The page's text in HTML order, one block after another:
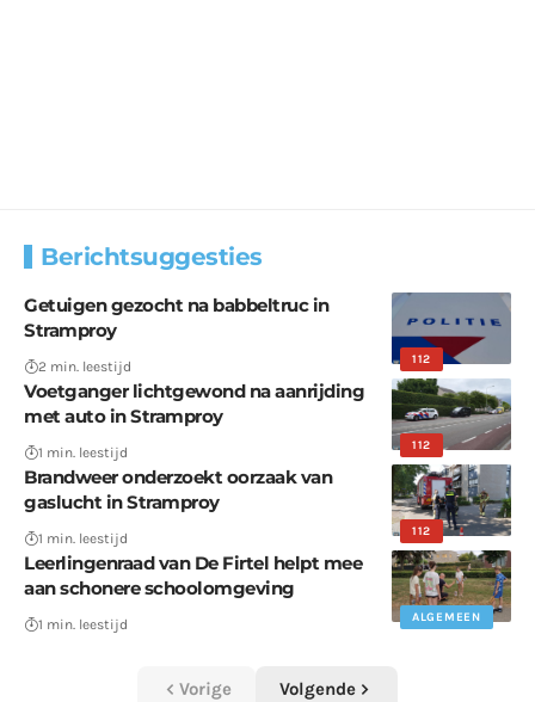
Berichtsuggesties
112
Getuigen gezocht na babbeltruc in
Stramproy
2 min. leestijd
112
Voetganger lichtgewond na aanrijding
met auto in Stramproy
1 min. leestijd
112
Brandweer onderzoekt oorzaak van
gaslucht in Stramproy
1 min. leestijd
ALGEMEEN
Leerlingenraad van De Firtel helpt mee
aan schonere schoolomgeving
1 min. leestijd
Vorige Volgende